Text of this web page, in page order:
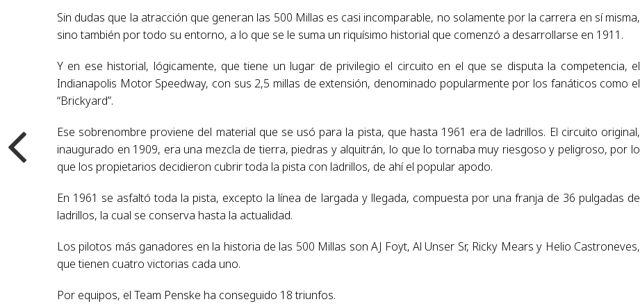
Sin dudas que la atracción que generan las 500 Millas es casi incomparable, no solamente por la carrera en sí misma,
sino también por todo su entorno, a lo que se le suma un riquísimo historial que comenzó a desarrollarse en 1911.
Y en ese historial, lógicamente, que tiene un lugar de privilegio el circuito en el que se disputa la competencia, el
Indianapolis Motor Speedway, con sus 2,5 millas de extensión, denominado popularmente por los fanáticos como el
“Brickyard”.
Ese sobrenombre proviene del material que se usó para la pista, que hasta 1961 era de ladrillos. El circuito original,
inaugurado en 1909, era una mezcla de tierra, piedras y alquitrán, lo que lo tornaba muy riesgoso y peligroso, por lo
que los propietarios decidieron cubrir toda la pista con ladrillos, de ahí el popular apodo.
En 1961 se asfaltó toda la pista, excepto la línea de largada y llegada, compuesta por una franja de 36 pulgadas de
ladrillos, la cual se conserva hasta la actualidad.
Los pilotos más ganadores en la historia de las 500 Millas son AJ Foyt, Al Unser Sr, Ricky Mears y Helio Castroneves,
que tienen cuatro victorias cada uno.
Por equipos, el Team Penske ha conseguido 18 triunfos.